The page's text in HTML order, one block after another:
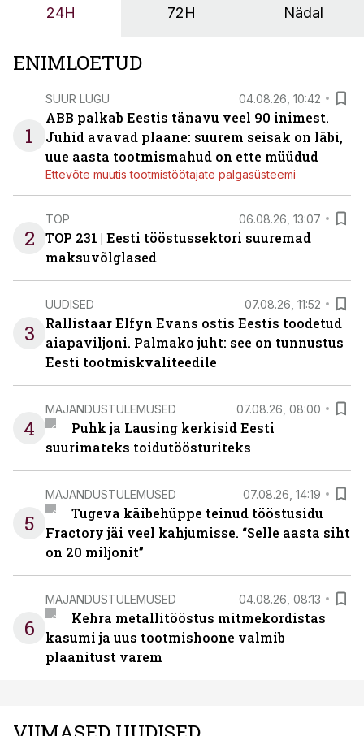
24H 72H Nädal
ENIMLOETUD
1
SUUR LUGU 04.08.26, 10:42
ABB palkab Eestis tänavu veel 90 inimest.
Juhid avavad plaane: suurem seisak on läbi,
uue aasta tootmismahud on ette müüdud
Ettevõte muutis tootmistöötajate palgasüsteemi
2
TOP 06.08.26, 13:07
TOP 231 | Eesti tööstussektori suuremad
maksuvõlglased
3
UUDISED 07.08.26, 11:52
Rallistaar Elfyn Evans ostis Eestis toodetud
aiapaviljoni. Palmako juht: see on tunnustus
Eesti tootmiskvaliteedile
4
MAJANDUSTULEMUSED 07.08.26, 08:00
Puhk ja Lausing kerkisid Eesti
suurimateks toidutöösturiteks
5
MAJANDUSTULEMUSED 07.08.26, 14:19
Tugeva käibehüppe teinud tööstusidu
Fractory jäi veel kahjumisse. “Selle aasta siht
on 20 miljonit”
6
MAJANDUSTULEMUSED 04.08.26, 08:13
Kehra metallitööstus mitmekordistas
kasumi ja uus tootmishoone valmib
plaanitust varem